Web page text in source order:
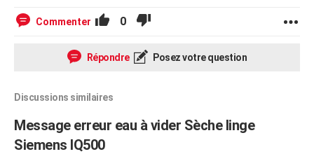
Commenter 0
Répondre Posez votre question
Discussions similaires
Message erreur eau à vider Sèche linge
Siemens IQ500